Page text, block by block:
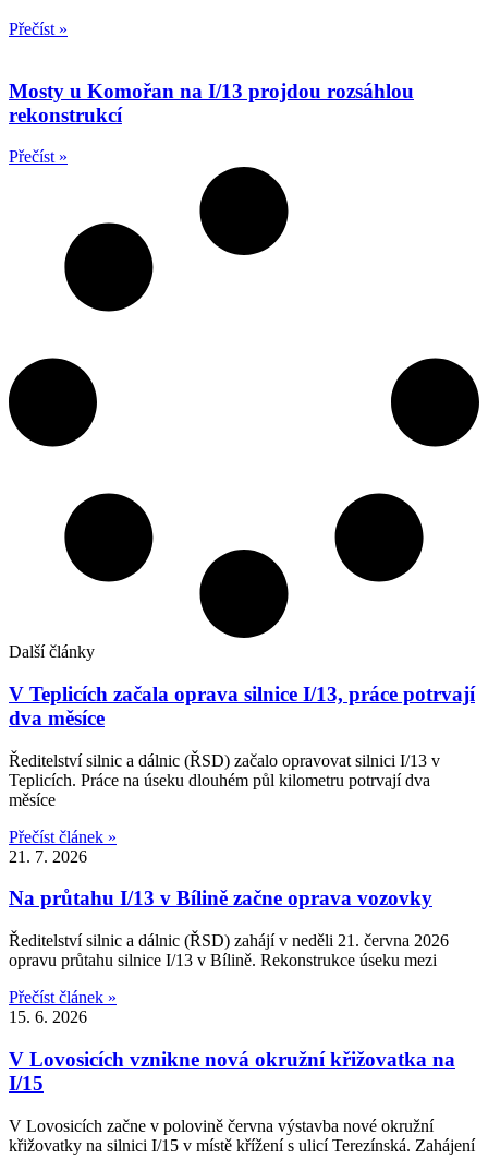
Přečíst »
Mosty u Komořan na I/13 projdou rozsáhlou
rekonstrukcí
Přečíst »
Další články
V Teplicích začala oprava silnice I/13, práce potrvají
dva měsíce
Ředitelství silnic a dálnic (ŘSD) začalo opravovat silnici I/13 v
Teplicích. Práce na úseku dlouhém půl kilometru potrvají dva
měsíce
Přečíst článek »
21. 7. 2026
Na průtahu I/13 v Bílině začne oprava vozovky
Ředitelství silnic a dálnic (ŘSD) zahájí v neděli 21. června 2026
opravu průtahu silnice I/13 v Bílině. Rekonstrukce úseku mezi
Přečíst článek »
15. 6. 2026
V Lovosicích vznikne nová okružní křižovatka na
I/15
V Lovosicích začne v polovině června výstavba nové okružní
křižovatky na silnici I/15 v místě křížení s ulicí Terezínská. Zahájení